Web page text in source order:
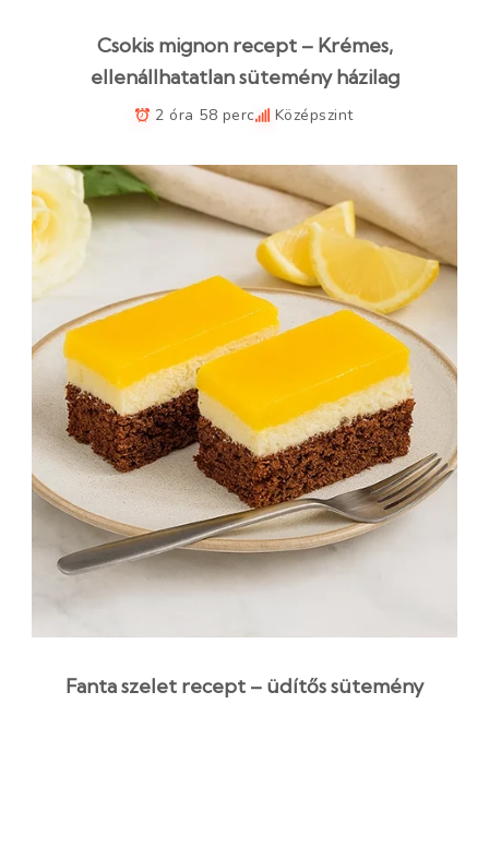
Csokis mignon recept – Krémes,
ellenállhatatlan sütemény házilag
2 óra 58 perc Középszint
Fanta szelet recept – üdítős sütemény